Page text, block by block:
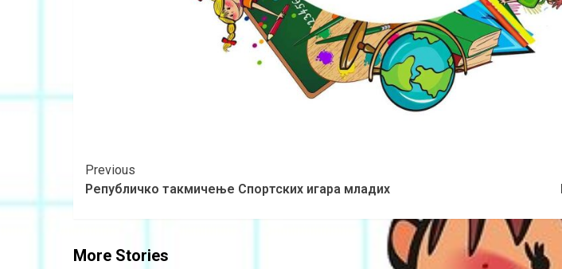
Previous
Републичко такмичење Спортских игара младих
More Stories